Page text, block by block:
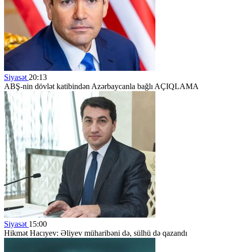
Siyasət 20:13
ABŞ-nin dövlət katibindən Azərbaycanla bağlı AÇIQLAMA
Siyasət 15:00
Hikmət Hacıyev: Əliyev müharibəni də, sülhü də qazandı